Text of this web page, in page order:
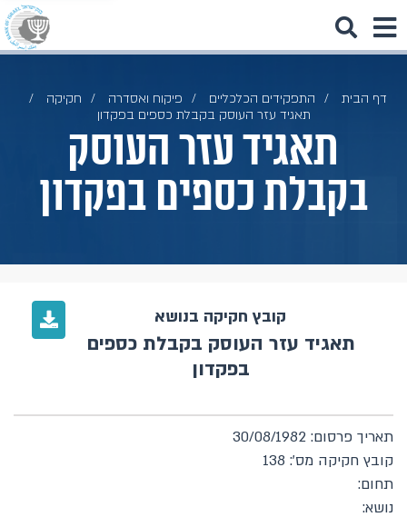
דף הבית התפקידים הכלכליים פיקוח ואסדרה
חקיקה
תאגיד עזר העוסק בקבלת כספים בפקדון
תאגיד עזר העוסק
בקבלת כספים בפקדון
קובץ חקיקה בנושא
תאגיד עזר העוסק בקבלת כספים
בפקדון
תאריך פרסום: 30/08/1982
קובץ חקיקה מס': 138
תחום:
נושא: